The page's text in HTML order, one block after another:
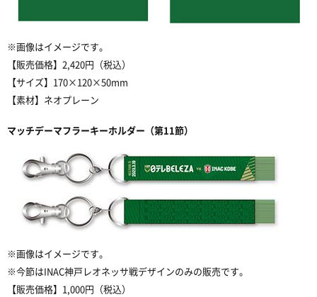
※画像はイメージです。
【販売価格】2,420円（税込）
【サイズ】170×120×50mm
【素材】ネオプレーン
マッチデーマフラーキーホルダー（第11節）
※画像はイメージです。
※今節はINAC神戸レオネッサ戦デザインのみの販売です。
【販売価格】1,000円（税込）